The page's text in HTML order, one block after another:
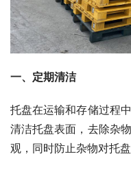
一、定期清洁
托盘在运输和存储过程
清洁托盘表面，去除杂
观，同时防止杂物对托盘